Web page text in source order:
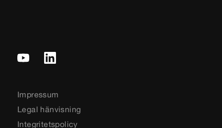
Impressum
Legal hänvisning
Integritetspolicy